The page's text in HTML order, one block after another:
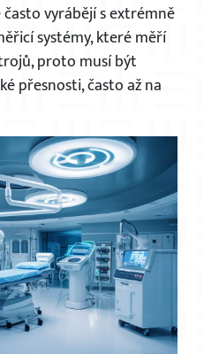
vyrábějí s extrémně
systémy, které měří
proto musí být
přesnosti, často až na